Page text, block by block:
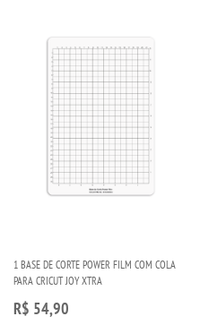
1 BASE DE CORTE POWER FILM COM COLA
PARA CRICUT JOY XTRA
R$ 54,90